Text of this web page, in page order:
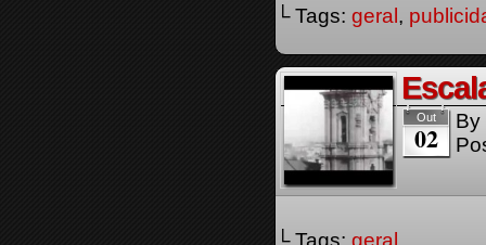
└ Tags: geral ,
Out
02
By
└ Tags: geral